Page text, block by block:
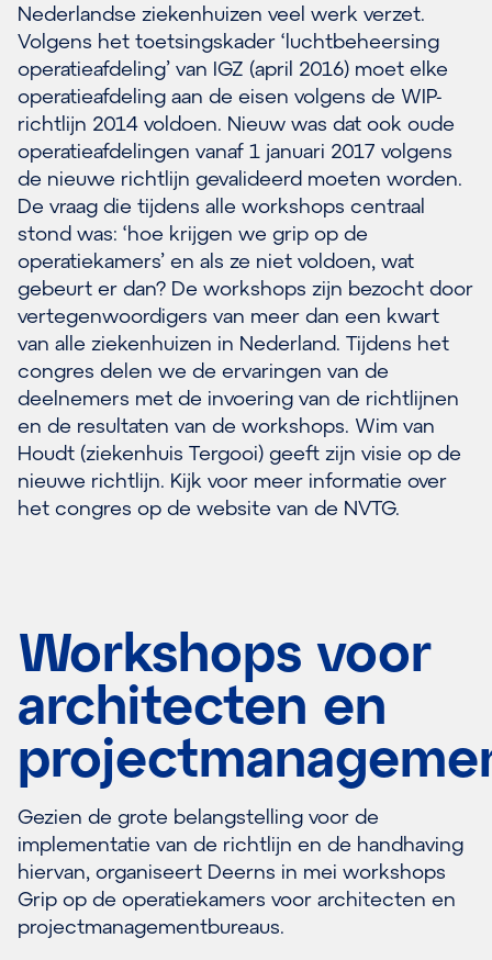
Nederlandse ziekenhuizen veel werk verzet.
Volgens het toetsingskader ‘luchtbeheersing
operatieafdeling’ van IGZ (april 2016) moet elke
operatieafdeling aan de eisen volgens de WIP-
richtlijn 2014 voldoen. Nieuw was dat ook oude
operatieafdelingen vanaf 1 januari 2017 volgens
de nieuwe richtlijn gevalideerd moeten worden.
De vraag die tijdens alle workshops centraal
stond was: ‘hoe krijgen we grip op de
operatiekamers’ en als ze niet voldoen, wat
gebeurt er dan? De workshops zijn bezocht door
vertegenwoordigers van meer dan een kwart
van alle ziekenhuizen in Nederland. Tijdens het
congres delen we de ervaringen van de
deelnemers met de invoering van de richtlijnen
en de resultaten van de workshops. Wim van
Houdt (ziekenhuis Tergooi) geeft zijn visie op de
nieuwe richtlijn. Kijk voor meer informatie over
het congres op de website van de NVTG.
Workshops voor
architecten en
Gezien de grote belangstelling voor de
implementatie van de richtlijn en de handhaving
hiervan, organiseert Deerns in mei workshops
Grip op de operatiekamers voor architecten en
projectmanagementbureaus.